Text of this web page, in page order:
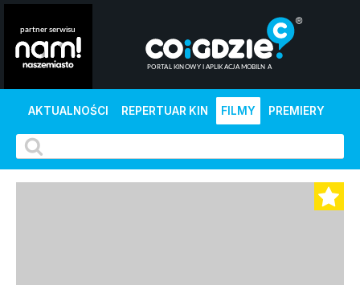
AKTUALNOŚCI REPERTUAR KIN FILMY PREMIERY